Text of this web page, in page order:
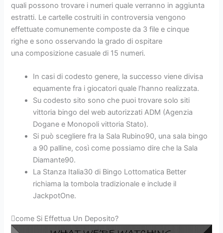
quali possono trovare i numeri quale verranno in aggiunta
estratti. Le cartelle costruiti in controversia vengono
effettuate comunemente composte da 3 file e cinque
righe e sono osservando la grado di ospitare
una composizione casuale di 15 numeri.
In casi di codesto genere, la successo viene divisa
equamente fra i giocatori quale l’hanno realizzata.
Su codesto sito sono che puoi trovare solo siti
vittoria bingo del web autorizzati ADM (Agenzia
Dogane e Monopoli vittoria Stato).
Si può scegliere fra la Sala Rubino90, una sala bingo
a 90 palline, così come possiamo dire che la Sala
Diamante90.
La Stanza Italia30 di Bingo Lottomatica Better
richiama la tombola tradizionale e include il
JackpotOne.
come Si Effettua Un Deposito?